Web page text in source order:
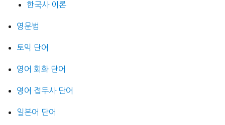
한국사 이론
영문법
토익 단어
영어 회화 단어
영어 접두사 단어
일본어 단어